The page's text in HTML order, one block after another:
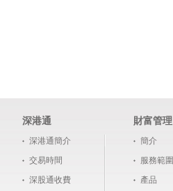
深港通
深港通簡介
交易時間
深股通收費
財富管理
簡介
服務範圍
產品